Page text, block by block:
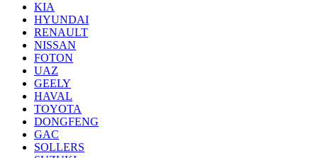
KIA
HYUNDAI
RENAULT
NISSAN
FOTON
UAZ
GEELY
HAVAL
TOYOTA
DONGFENG
GAC
SOLLERS